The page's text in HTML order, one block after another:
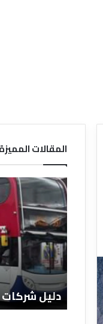
المقالات المميزة
د
ل
ي
ل
ش
ر
ا
ت
ل
دليل